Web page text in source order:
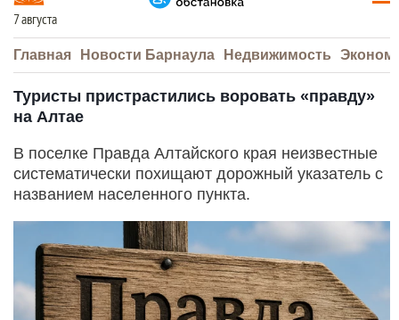
7 августа
Главная Новости Барнаула Недвижимость
Туристы пристрастились воровать «правду»
на Алтае
В поселке Правда Алтайского края неизвестные
систематически похищают дорожный указатель с
названием населенного пункта.